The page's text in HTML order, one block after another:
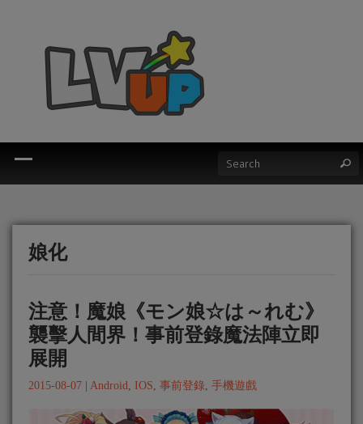
娘化
注意！魔娘《モン娘☆は～れむ》
襲擊人間界！事前登錄魔法陣立即
展開
2015-08-07 Android, IOS, 事前登錄, 手機遊戲